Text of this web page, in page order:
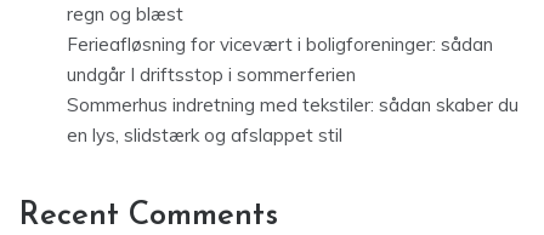
regn og blæst
Ferieafløsning for vicevært i boligforeninger: sådan
undgår I driftsstop i sommerferien
Sommerhus indretning med tekstiler: sådan skaber du
en lys, slidstærk og afslappet stil
Recent Comments